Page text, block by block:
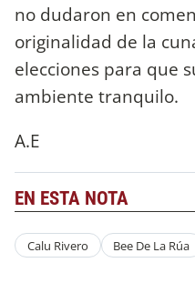
no dudaron en
originalidad de la
elecciones para que
ambiente tranquilo.
A.E
EN ESTA NOTA
Calu Rivero Bee De La Rúa